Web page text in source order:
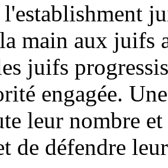
main aux juifs
juifs
engagée.
leur nombre
de défendre